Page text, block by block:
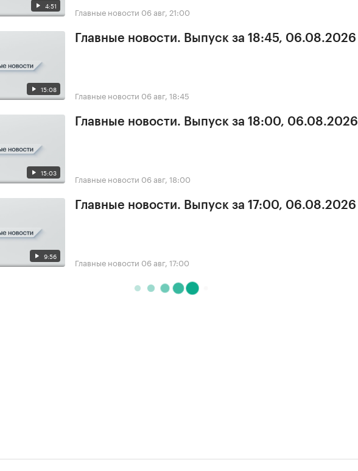
4:51 Главные новости 06 авг, 21:00
15:08
Главные новости. Выпуск за 18:45, 06.08.2026
Главные новости 06 авг, 18:45
15:03
Главные новости. Выпуск за 18:00, 06.08.2026
Главные новости 06 авг, 18:00
9:56
Главные новости. Выпуск за 17:00, 06.08.2026
Главные новости 06 авг, 17:00